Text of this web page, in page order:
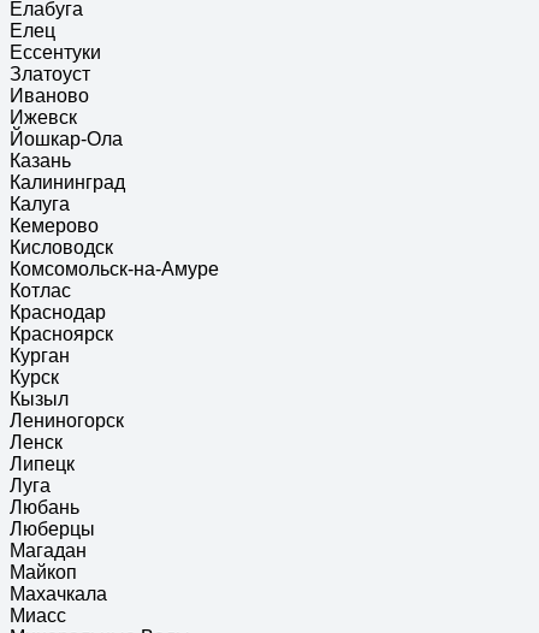
Елабуга
Елец
Ессентуки
Златоуст
Иваново
Ижевск
Йошкар-Ола
Казань
Калининград
Калуга
Кемерово
Кисловодск
Комсомольск-на-Амуре
Котлас
Краснодар
Красноярск
Курган
Курск
Кызыл
Лениногорск
Ленск
Липецк
Луга
Любань
Люберцы
Магадан
Майкоп
Махачкала
Миасс